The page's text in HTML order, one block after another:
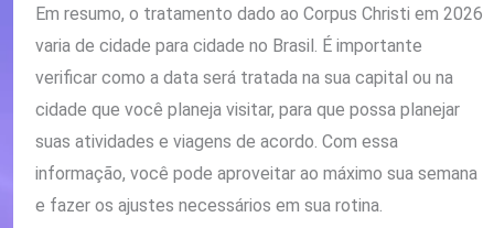
Em resumo, o tratamento dado ao Corpus Christi em 2026
varia de cidade para cidade no Brasil. É importante
verificar como a data será tratada na sua capital ou na
cidade que você planeja visitar, para que possa planejar
suas atividades e viagens de acordo. Com essa
informação, você pode aproveitar ao máximo sua semana
e fazer os ajustes necessários em sua rotina.